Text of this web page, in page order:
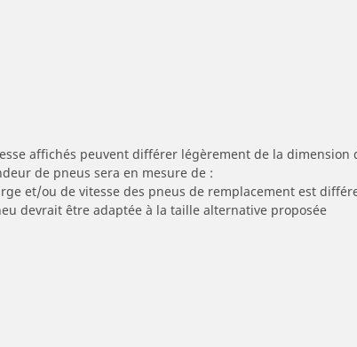
affichés peuvent différer légèrement de la
de pneus sera en mesure de :
et/ou de vitesse des pneus de remplacement est
devrait être adaptée à la taille alternative proposée